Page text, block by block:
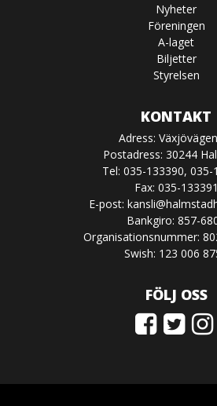
Nyheter
Föreningen
A-laget
Biljetter
Styrelsen
KONTAKT
Adress:
Postadress: 30244
Tel: 035-133390, 035-
Fax: 035-133391
E-post:
Bankgiro: 857-
Organisationsnummer:
Swish: 123 006
FÖLJ OSS